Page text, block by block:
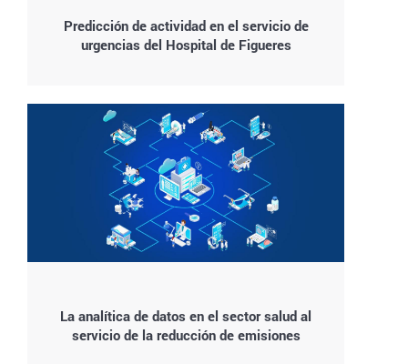
Predicción de actividad en el servicio de
urgencias del Hospital de Figueres
La analítica de datos en el sector salud al
servicio de la reducción de emisiones